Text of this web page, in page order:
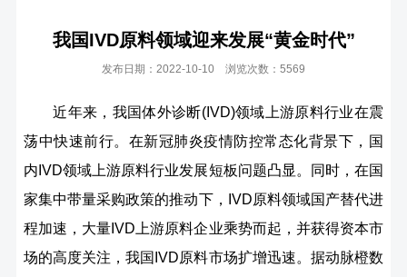
我国IVD原料领域迎来发展“黄金时代”
发布日期：2022-10-10 浏览次数：5569
近年来，我国体外诊断(IVD)领域上游原料行业在震
荡中快速前行。在新冠肺炎疫情防控常态化背景下，国
内IVD领域上游原料行业发展短板问题凸显。同时，在国
家集中带量采购政策的推动下，IVD原料领域国产替代进
程加速，大量IVD上游原料企业乘势而起，并获得资本市
场的高度关注，我国IVD原料市场扩增迅速。据动脉橙数